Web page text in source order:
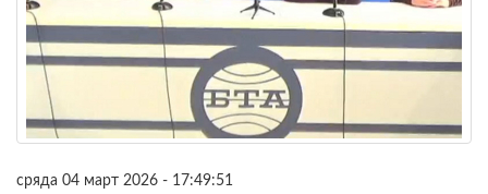
сряда 04 март 2026 - 17:49:51